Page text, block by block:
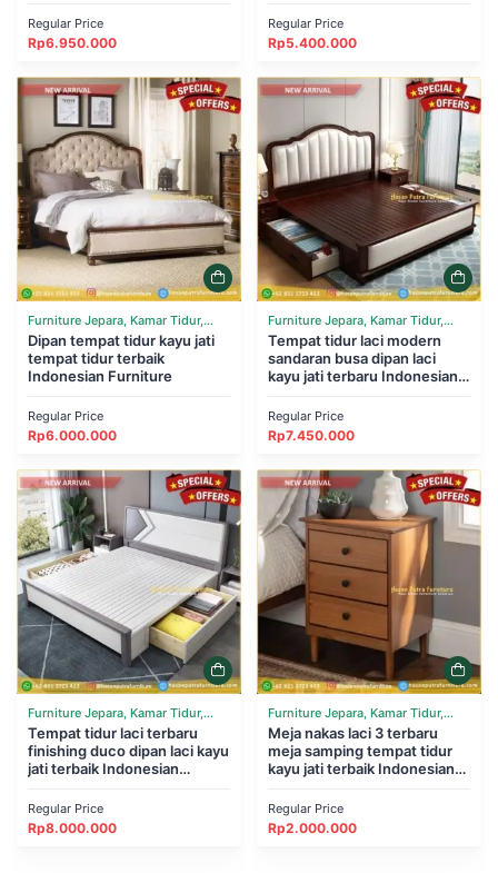
Regular Price
Rp6.950.000
Regular Price
Rp5.400.000
Furniture Jepara, Kamar Tidur,
Tempat Tidur
Dipan tempat tidur kayu jati
tempat tidur terbaik
Indonesian Furniture
Regular Price
Rp6.000.000
Furniture Jepara, Kamar Tidur,
Tempat Tidur
Tempat tidur laci modern
sandaran busa dipan laci
kayu jati terbaru Indonesian
Regular Price
Rp7.450.000
Furniture Jepara, Kamar Tidur,
Tempat Tidur
Tempat tidur laci terbaru
finishing duco dipan laci kayu
jati terbaik Indonesian
Regular Price
Rp8.000.000
Furniture Jepara, Kamar Tidur,
Tempat Tidur
Meja nakas laci 3 terbaru
meja samping tempat tidur
kayu jati terbaik Indonesian
Regular Price
Rp2.000.000